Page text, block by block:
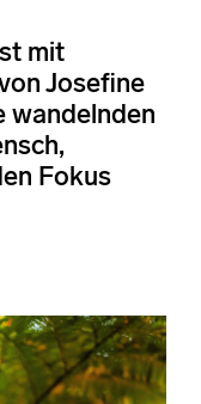
mit
Josefine
wandelnden
Fokus